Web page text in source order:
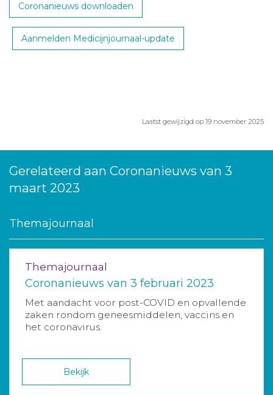
Coronanieuws downloaden
Aanmelden Medicijnjournaal-update
Laatst gewijzigd op 19 november 2025
Gerelateerd aan Coronanieuws van 3
maart 2023
Themajournaal
Themajournaal
Coronanieuws van 3 februari 2023
Met aandacht voor post-COVID en opvallende
zaken rondom geneesmiddelen, vaccins en
het coronavirus.
Bekijk